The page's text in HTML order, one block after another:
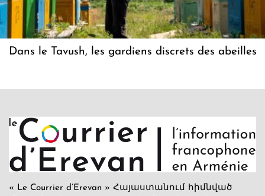
Dans le Tavush, les gardiens discrets des abeilles
« Le Courrier d’Erevan » Հայաստանում հիմնված